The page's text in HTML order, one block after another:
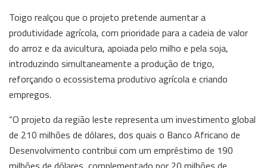
Toigo realçou que o projeto pretende aumentar a
produtividade agrícola, com prioridade para a cadeia de valor
do arroz e da avicultura, apoiada pelo milho e pela soja,
introduzindo simultaneamente a produção de trigo,
reforçando o ecossistema produtivo agrícola e criando
empregos.
“O projeto da região leste representa um investimento global
de 210 milhões de dólares, dos quais o Banco Africano de
Desenvolvimento contribui com um empréstimo de 190